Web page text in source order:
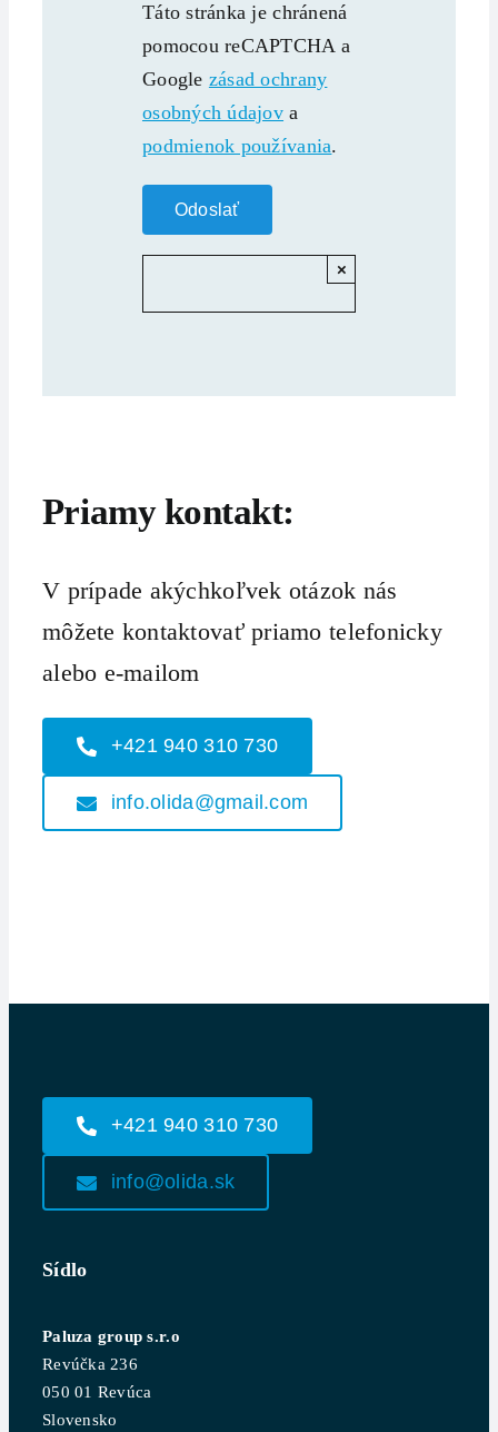
Táto stránka je chránená
pomocou reCAPTCHA a
Google zásad ochrany
osobných údajov a
podmienok používania.
×
Priamy kontakt:
V prípade akýchkoľvek otázok nás
môžete kontaktovať priamo telefonicky
alebo e-mailom
+421 940 310 730
info.olida@gmail.com
+421 940 310 730
info@olida.sk
Sídlo
Paluza group s.r.o
Revúčka 236
050 01 Revúca
Slovensko